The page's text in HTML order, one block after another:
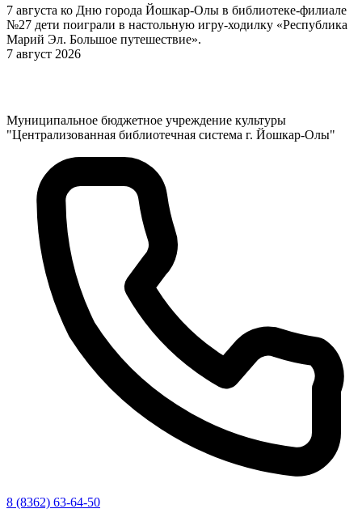
7 августа ко Дню города Йошкар-Олы в библиотеке-филиале
№27 дети поиграли в настольную игру-ходилку «Республика
Марий Эл. Большое путешествие».
7 август 2026
Муниципальное бюджетное учреждение культуры
"Централизованная библиотечная система г. Йошкар-Олы"
8 (8362) 63-64-50